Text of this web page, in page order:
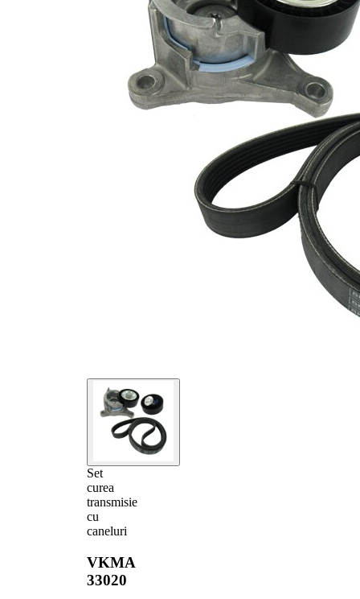
Set
curea
transmisie
cu
caneluri
VKMA
33020
completare/Info
suplimentar 2
roata
liberă a
altern. și
înlocuiți-o,
după caz
SVHC
Nu sunt
disponibile
(etilen
propilen
dienă
cauciuc)
Listă de piese de schimb
Număr
Cantitate